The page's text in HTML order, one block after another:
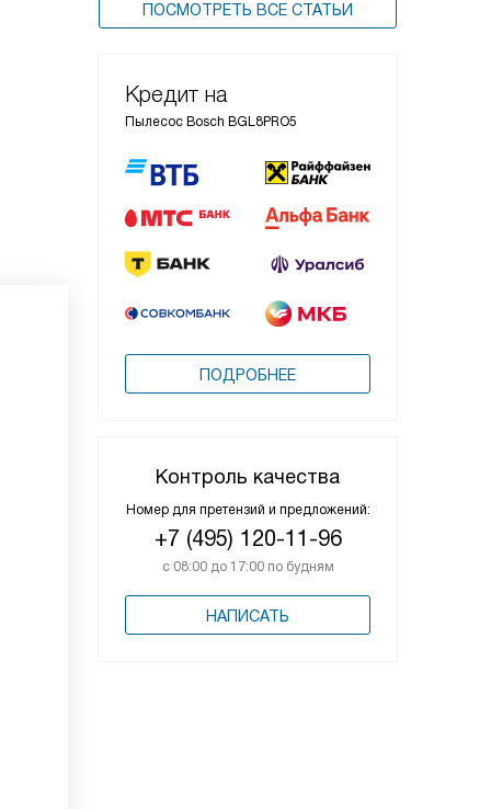
ПОСМОТРЕТЬ ВСЕ СТАТЬИ
Кредит на
Пылесос Bosch BGL8PRO5
ПОДРОБНЕЕ
Контроль качества
Номер для претензий и предложений:
+7 (495) 120-11-96
с 08:00 до 17:00 по будням
НАПИСАТЬ